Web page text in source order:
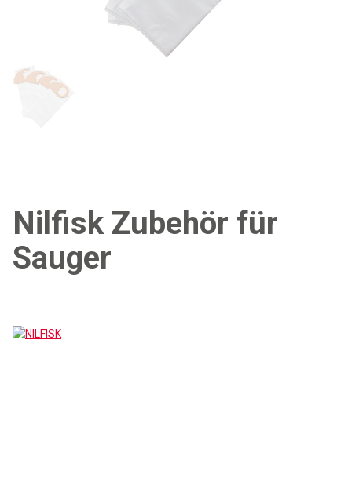
Nilfisk Zubehör für
Sauger
NILFISK